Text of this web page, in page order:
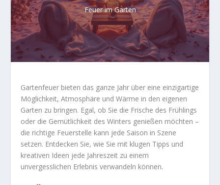
Feuer im Garten
Gartenfeuer bieten das ganze Jahr über eine einzigartige
Möglichkeit, Atmosphäre und Wärme in den eigenen
Garten zu bringen. Egal, ob Sie die Frische des Frühlings
oder die Gemütlichkeit des Winters genießen möchten –
die richtige Feuerstelle kann jede Saison in Szene
setzen. Entdecken Sie, wie Sie mit klugen Tipps und
kreativen Ideen jede Jahreszeit zu einem
unvergesslichen Erlebnis verwandeln können.